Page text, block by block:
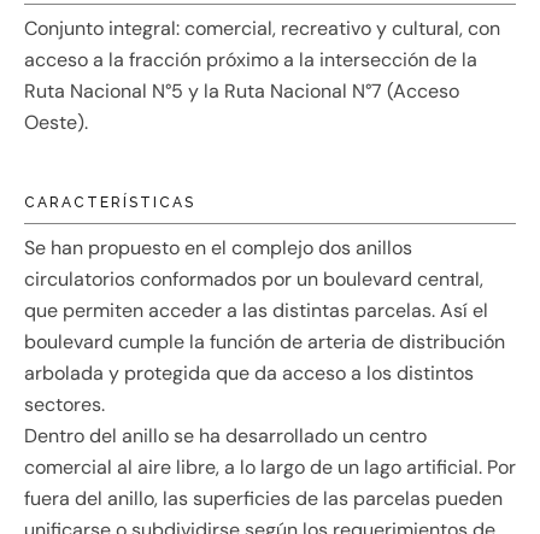
Conjunto integral: comercial, recreativo y cultural, con
acceso a la fracción próximo a la intersección de la
Ruta Nacional N°5 y la Ruta Nacional N°7 (Acceso
Oeste).
CARACTERÍSTICAS
Se han propuesto en el complejo dos anillos
circulatorios conformados por un boulevard central,
que permiten acceder a las distintas parcelas. Así el
boulevard cumple la función de arteria de distribución
arbolada y protegida que da acceso a los distintos
sectores.
Dentro del anillo se ha desarrollado un centro
comercial al aire libre, a lo largo de un lago artificial. Por
fuera del anillo, las superficies de las parcelas pueden